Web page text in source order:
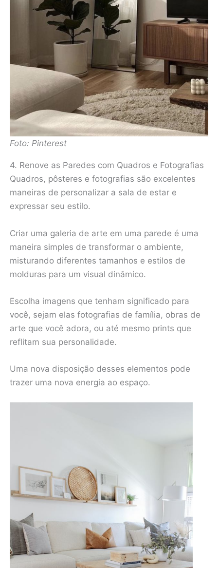
Foto: Pinterest
4. Renove as Paredes com Quadros e Fotografias
Quadros, pôsteres e fotografias são excelentes
maneiras de personalizar a sala de estar e
expressar seu estilo.
Criar uma galeria de arte em uma parede é uma
maneira simples de transformar o ambiente,
misturando diferentes tamanhos e estilos de
molduras para um visual dinâmico.
Escolha imagens que tenham significado para
você, sejam elas fotografias de família, obras de
arte que você adora, ou até mesmo prints que
reflitam sua personalidade.
Uma nova disposição desses elementos pode
trazer uma nova energia ao espaço.